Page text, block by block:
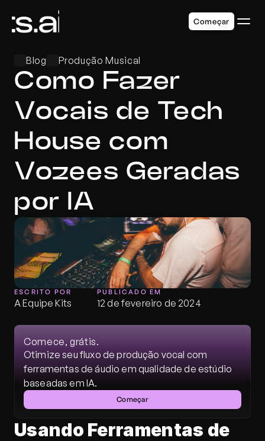
Blog Produção Musical
Como Fazer
Vocais de Tech
House com
Vozees Geradas
por IA
ESCRITO POR
A Equipe Kits
PUBLICADO EM
12 de fevereiro de 2024
Usando Ferramentas de
Comece, grátis.
Otimize seu fluxo de produção vocal com
ferramentas de áudio em qualidade de estúdio
baseadas em IA.
Começar
Começar